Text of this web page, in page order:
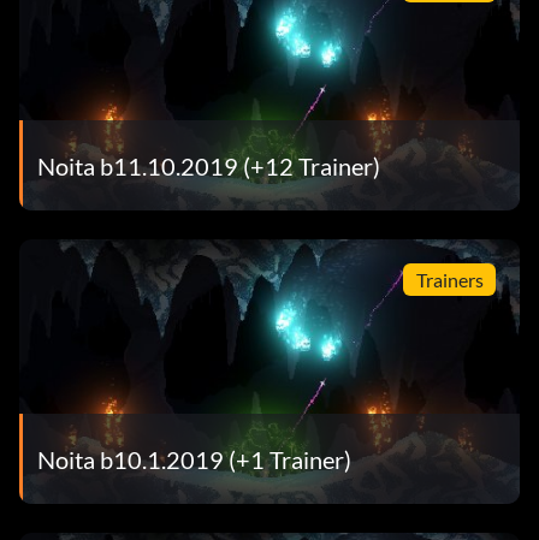
Noita b11.10.2019 (+12 Trainer)
Trainers
Noita b10.1.2019 (+1 Trainer)